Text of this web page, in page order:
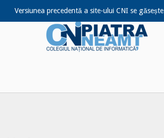
Versiunea precedentă a site-ului CNI se găsește
Home